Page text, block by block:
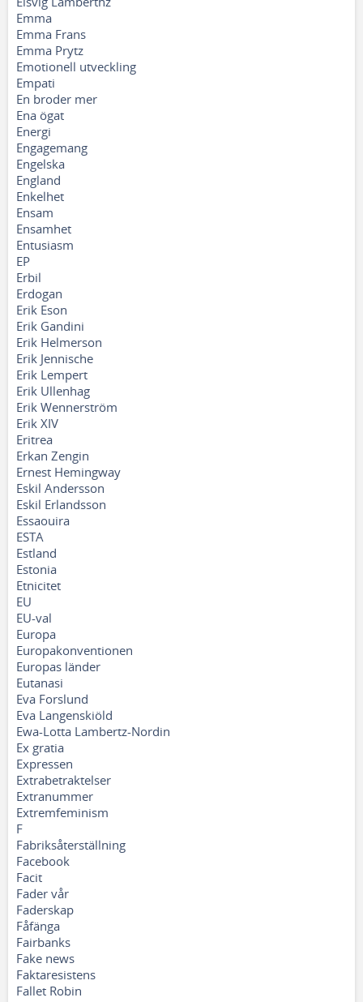
Emma
Emma Frans
Emma Prytz
Emotionell utveckling
Empati
En broder mer
Ena ögat
Energi
Engagemang
Engelska
England
Enkelhet
Ensam
Ensamhet
Entusiasm
EP
Erbil
Erdogan
Erik Eson
Erik Gandini
Erik Helmerson
Erik Jennische
Erik Lempert
Erik Ullenhag
Erik Wennerström
Erik XIV
Eritrea
Erkan Zengin
Ernest Hemingway
Eskil Andersson
Eskil Erlandsson
Essaouira
ESTA
Estland
Estonia
Etnicitet
EU
EU-val
Europa
Europakonventionen
Europas länder
Eutanasi
Eva Forslund
Eva Langenskiöld
Ewa-Lotta Lambertz-Nordin
Ex gratia
Expressen
Extrabetraktelser
Extranummer
Extremfeminism
F
Fabriksåterställning
Facebook
Facit
Fader vår
Faderskap
Fåfänga
Fairbanks
Fake news
Faktaresistens
Fallet Robin